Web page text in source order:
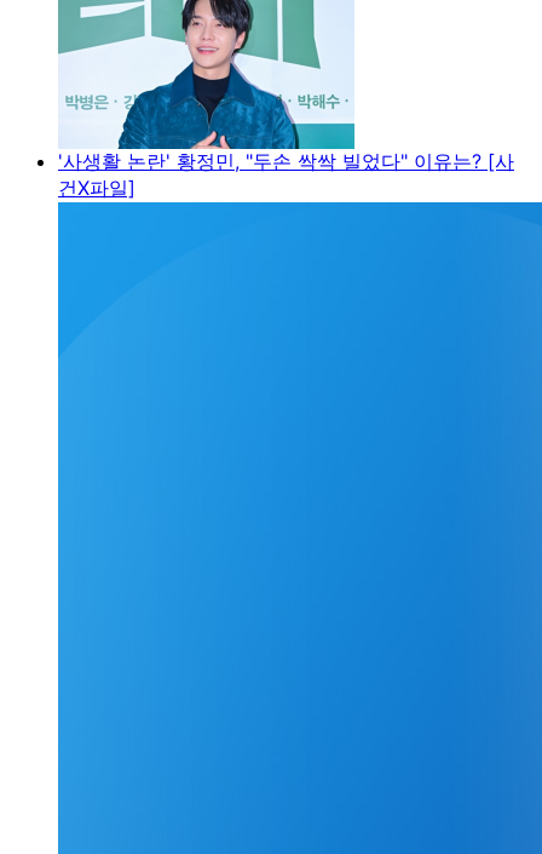
'사생활 논란' 황정민, "두손 싹싹 빌었다" 이유는? [사
건X파일]